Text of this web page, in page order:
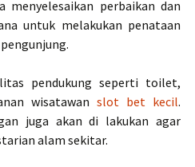
perbaikan dan
untuk melakukan penataan
pendukung seperti toilet,
wisatawanslot bet kecil.
juga akan di lakukan agar
alam sekitar.